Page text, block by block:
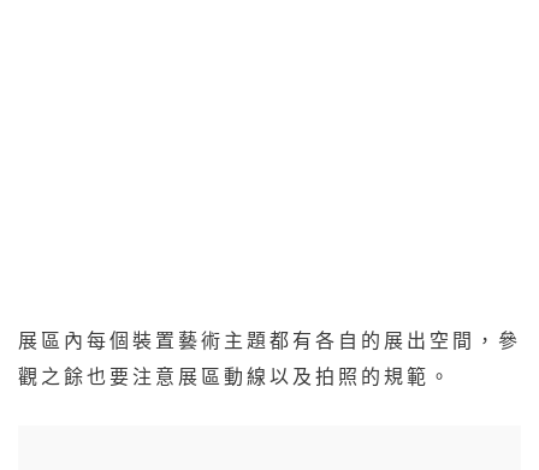
展區內每個裝置藝術主題都有各自的展出空間，參
觀之餘也要注意展區動線以及拍照的規範。